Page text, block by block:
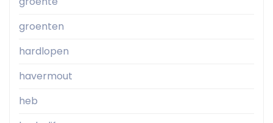
groenten
hardlopen
havermout
heb